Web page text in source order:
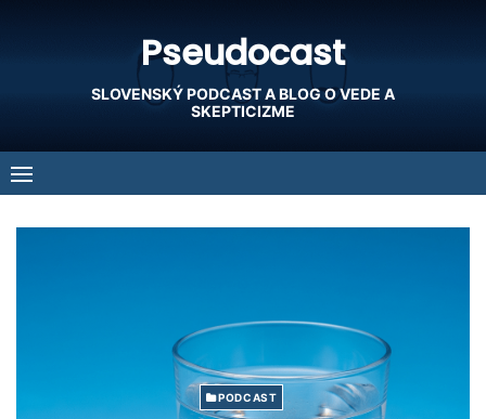
Pseudocast
SLOVENSKÝ PODCAST A BLOG O VEDE A
SKEPTICIZME
PODCAST